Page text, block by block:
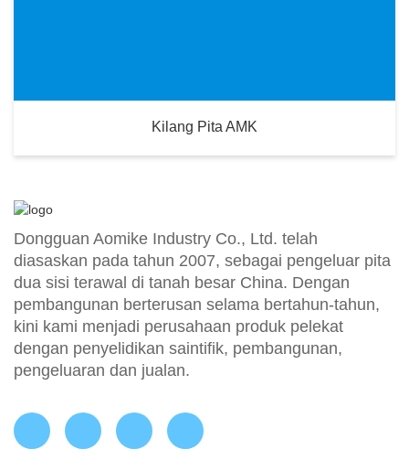
Kilang Pita AMK
Dongguan Aomike Industry Co., Ltd. telah
diasaskan pada tahun 2007, sebagai pengeluar pita
dua sisi terawal di tanah besar China. Dengan
pembangunan berterusan selama bertahun-tahun,
kini kami menjadi perusahaan produk pelekat
dengan penyelidikan saintifik, pembangunan,
pengeluaran dan jualan.